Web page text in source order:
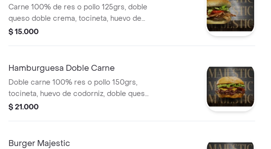
Carne 100% de res o pollo 125grs, doble
queso doble crema, tocineta, huevo de
codorniz, lechuga, tomate, cebolla grille,
$ 15.000
Hamburguesa Doble Carne
Doble carne 100% res o pollo 150grs,
tocineta, huevo de codorniz, doble queso
doble crema, tomate, cebolla grille, salsas
$ 21.000
Burger Majestic